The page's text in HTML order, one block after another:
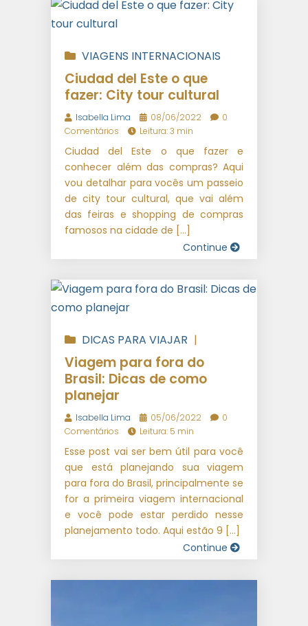
VIAGENS INTERNACIONAIS
Ciudad del Este o que
fazer: City tour cultural
Isabella Lima 08/06/2022
0
Comentários
Leitura: 3 min
Ciudad del Este o que fazer e
conhecer além das compras? Aqui
vou detalhar para vocês um passeio
de city tour cultural, que vai além
das feiras e shopping de compras
famosos na cidade de […]
Continue
DICAS PARA VIAJAR |
VIAGENS INTERNACIONAIS
Viagem para fora do
Brasil: Dicas de como
planejar
Isabella Lima 05/06/2022
0
Comentários
Leitura: 5 min
Esse post vai ser bem útil para você
que está planejando sua viagem
para fora do Brasil, principalmente se
for a primeira viagem internacional
e você pode estar perdido nesse
planejamento todo. Aqui estão 9 […]
Continue